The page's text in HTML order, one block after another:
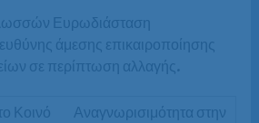
Ευρωδιάσταση
άμεσης επικαιροποίησης
σε περίπτωση αλλαγής.
Αναγνωρισιμότητα στην